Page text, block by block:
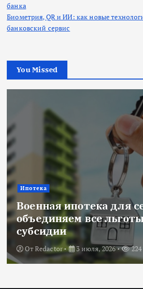
банка
Биометрия, QR и ИИ: как новые
банковский сервис
You Missed
Ипотека
Военная ипотека для
объединяем все
субсидии
ОтRedactor 3 июля, 2026 224